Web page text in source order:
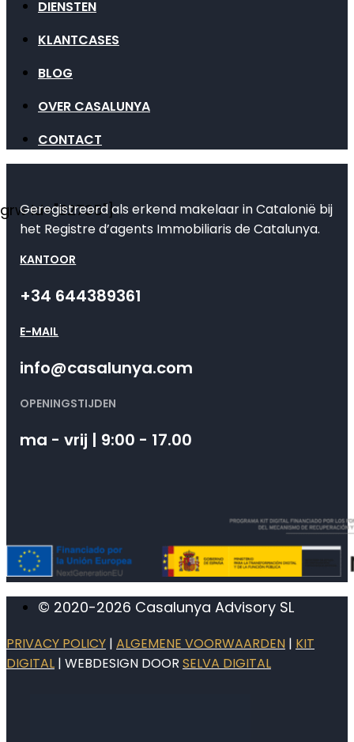
DIENSTEN
KLANTCASES
BLOG
OVER CASALUNYA
CONTACT
id="82735"]
Geregistreerd als erkend makelaar in Catalonië bij
het Registre d’agents Immobiliaris de Catalunya.
KANTOOR
+34 644389361
E-MAIL
info@casalunya.com
OPENINGSTIJDEN
ma - vrij | 9:00 - 17.00
© 2020-2026 Casalunya Advisory SL
PRIVACY POLICY | ALGEMENE VOORWAARDEN | KIT
DIGITAL | WEBDESIGN DOOR SELVA DIGITAL